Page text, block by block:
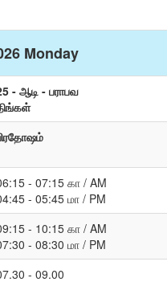
Monday
- ஆடி - பராபவ
- 07:15 கா / AM
- 05:45 மா / PM
- 10:15 கா / AM
- 08:30 மா / PM
- 09.00